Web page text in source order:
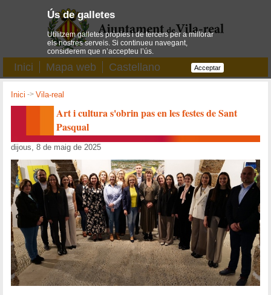
Inici Mapa web Castellano
Inici ->Vila-real
Art i cultura s'obrin pas en les festes de Sant
Pasqual
dijous, 8 de maig de 2025
Ús de galletes
Utilitzem galletes pròpies i de tercers per a millorar
els nostres serveis. Si continueu navegant,
considerem que n’accepteu l’ús.
Acceptar